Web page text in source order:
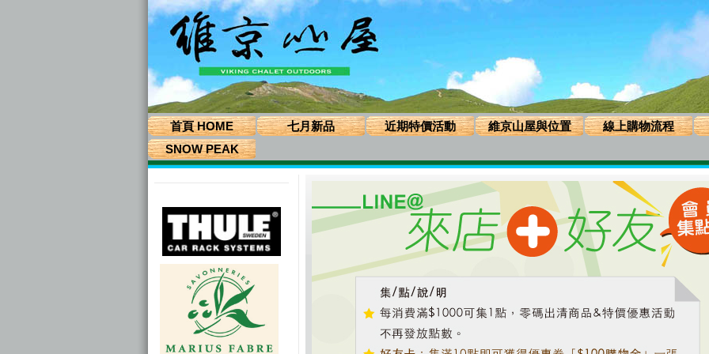
首頁 HOME 七月新品 近期特價活動 維京山屋與位置
線上購物流程
SNOW PEAK